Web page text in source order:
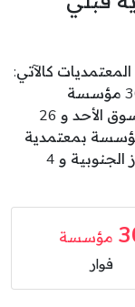
كالآتي:
40 مؤسسة بمعتمدية قبلي الشمالية و 30 مؤسسة
بمعتمدية فوار و 29 مؤسسة بمعتمدية سوق الأحد و 26
بمعتمدية قبلي الجنوبية و 23 مؤسسة بمعتمدية
دوز الشمالية و 16 مؤسسة بمعتمدية دوز الجنوبية و 4
مؤسسة
فوار